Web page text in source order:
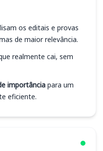
os editais e provas
de maior relevância.
realmente cai, sem
importância para um
eficiente.